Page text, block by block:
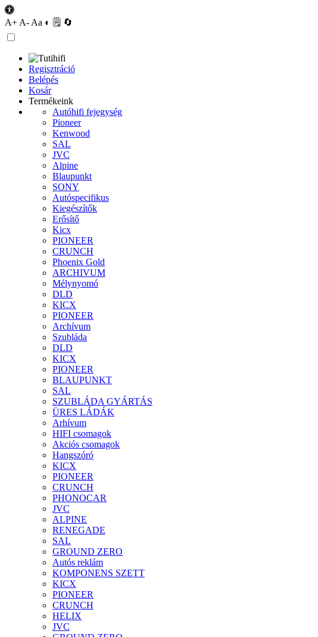
A+ A- Aa ◐ 🗒 🔄
Regisztráció
Belépés
Kosár
Termékeink
Autóhifi fejegység
Pioneer
Kenwood
SAL
JVC
Alpine
Blaupunkt
SONY
Autóspecifikus
Kiegészítők
Erősítő
Kicx
PIONEER
CRUNCH
Phoenix Gold
ARCHIVUM
Mélynyomó
DLD
KICX
PIONEER
Archívum
Szubláda
DLD
KICX
PIONEER
BLAUPUNKT
SAL
SZUBLÁDA GYÁRTÁS
ÜRES LÁDÁK
Arhívum
HIFI csomagok
Akciós csomagok
Hangszóró
KICX
PIONEER
CRUNCH
PHONOCAR
JVC
ALPINE
RENEGADE
SAL
GROUND ZERO
Autós reklám
KOMPONENS SZETT
KICX
PIONEER
CRUNCH
HELIX
JVC